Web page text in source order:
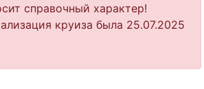
справочный характер!
круиза была 25.07.2025